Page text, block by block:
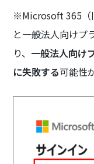
※Microsoft 365（
と一般法人向けプ
り、 一般法人向け
に失敗する可能性